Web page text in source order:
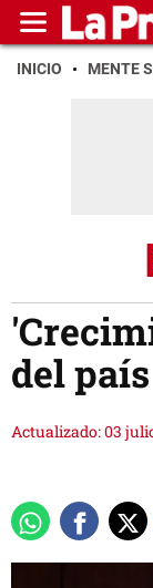
INICIO MENTE
del
Actualizado: 03